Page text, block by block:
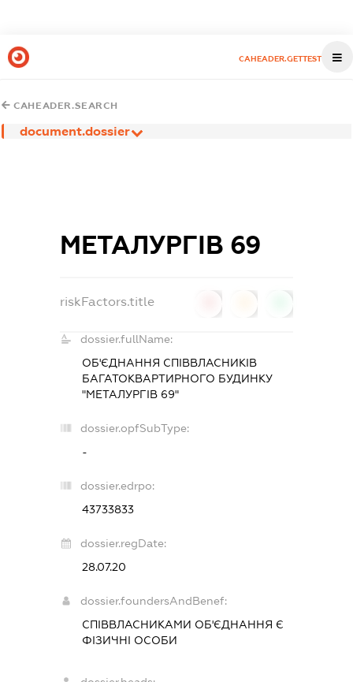
CAHEADER.GETTEST
CAHEADER.SEARCH
document.dossier
МЕТАЛУРГІВ 69
riskFactors.title
dossier.fullName:
ОБ'ЄДНАННЯ СПІВВЛАСНИКІВ
БАГАТОКВАРТИРНОГО БУДИНКУ
"МЕТАЛУРГІВ 69"
dossier.opfSubType:
-
dossier.edrpo:
43733833
dossier.regDate:
28.07.20
dossier.foundersAndBenef:
СПІВВЛАСНИКАМИ ОБ'ЄДНАННЯ Є
ФІЗИЧНІ ОСОБИ